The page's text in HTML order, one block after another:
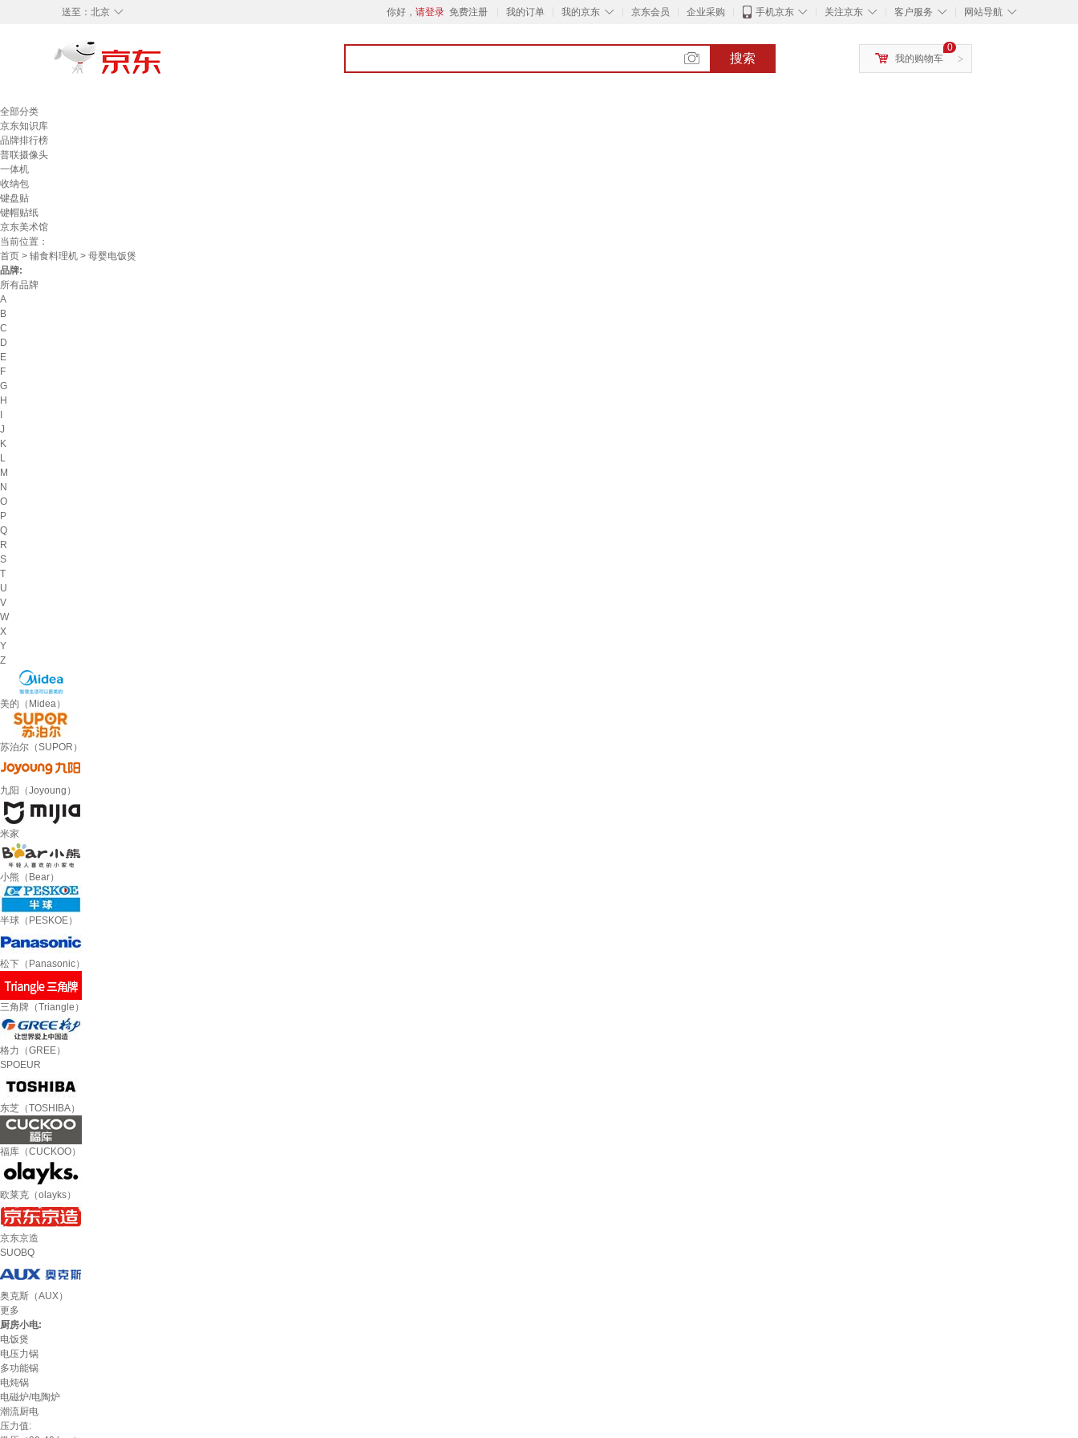
◇
送至： 北京 你好， 请登录 免费注册 我的订单 ◇
我的京东 京东会员 企业采购 ◇
手机京东 ◇
关注京东 ◇
客户服务 ◇
网站导航
搜索 >
0
我的购物车
全部分类
京东知识库
品牌排行榜
普联摄像头
一体机
收纳包
键盘贴
键帽贴纸
京东美术馆
当前位置：
首页 > 辅食料理机 > 母婴电饭煲
品牌:
所有品牌
A
B
C
D
E
F
G
H
J
K
L
M
N
O
P
Q
R
S
T
U
V
W
X
Y
Z
美的（Midea）
苏泊尔（SUPOR）
九阳（Joyoung）
米家
小熊（Bear）
半球（PESKOE）
松下（Panasonic）
三角牌（Triangle）
格力（GREE）
SPOEUR
东芝（TOSHIBA）
福库（CUCKOO）
欧莱克（olayks）
京东京造
SUOBQ
奥克斯（AUX）
更多
厨房小电:
电饭煲
电压力锅
多功能锅
电炖锅
电磁炉/电陶炉
潮流厨电
压力值: